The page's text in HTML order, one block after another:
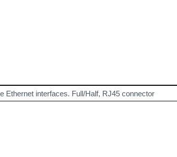
Ethernet interfaces. Full/Half, RJ45 connector